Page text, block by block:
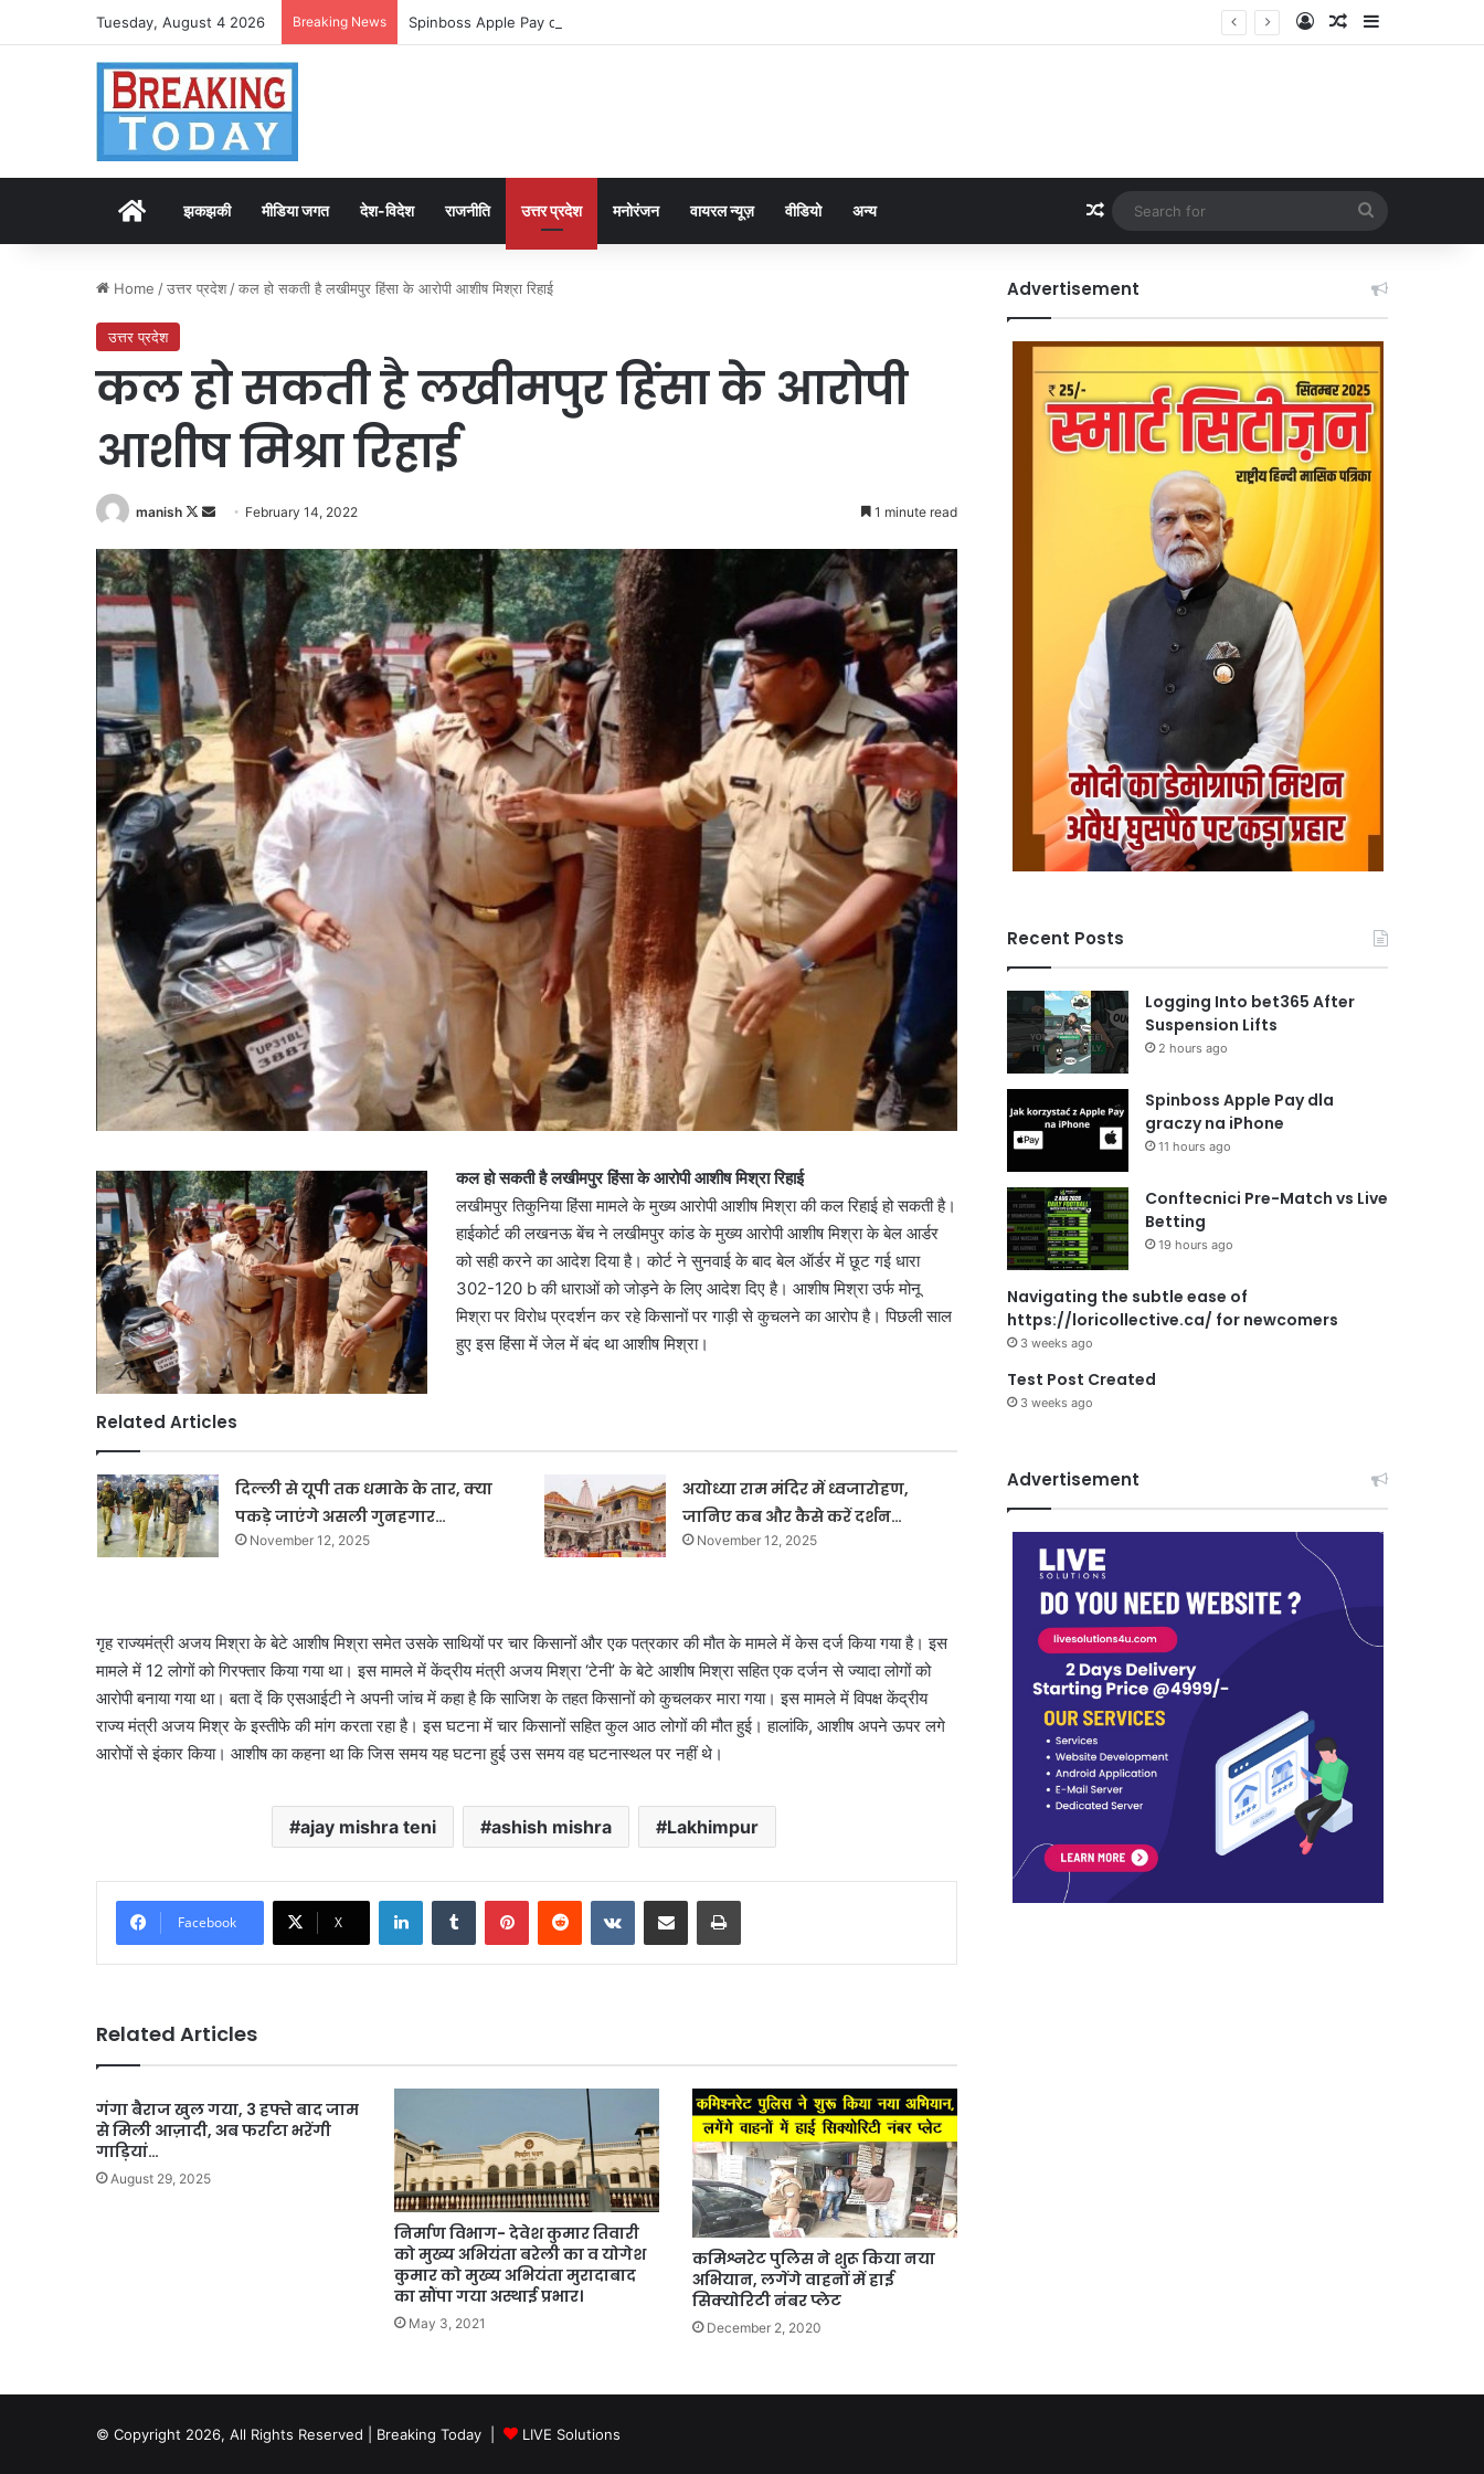
Tuesday, August 4 2026 Breaking News Spinboss Apple Pay dla graczy na iPhone Log InRandom Article
Sidebar
Homeझकझकी मीडिया जगत देश-विदेश राजनीति उत्तर प्रदेश मनोरंजन वायरल न्यूज़ वीडियो अन्य Random Article
for
Home /उत्तर प्रदेश /कल हो सकती है लखीमपुर हिंसा के आरोपी आशीष मिश्रा रिहाई
उत्तर प्रदेश
कल हो सकती है लखीमपुर हिंसा के आरोपी
आशीष मिश्रा रिहाई
manish
Follow
X
an
email
February 14, 2022 1 minute read
कल हो सकती है लखीमपुर हिंसा के आरोपी आशीष मिश्रा रिहाई
लखीमपुर तिकुनिया हिंसा मामले के मुख्य आरोपी आशीष मिश्रा की कल रिहाई हो सकती है।
हाईकोर्ट की लखनऊ बेंच ने लखीमपुर कांड के मुख्य आरोपी आशीष मिश्रा के बेल आर्डर
को सही करने का आदेश दिया है। कोर्ट ने सुनवाई के बाद बेल ऑर्डर में छूट गई धारा
302-120 b की धाराओं को जोड़ने के लिए आदेश दिए है। आशीष मिश्रा उर्फ मोनू
मिश्रा पर विरोध प्रदर्शन कर रहे किसानों पर गाड़ी से कुचलने का आरोप है। पिछली साल
हुए इस हिंसा में जेल में बंद था आशीष मिश्रा।
Related Articles
दिल्ली से यूपी तक धमाके के तार, क्या
पकड़े जाएंगे असली गुनहगार…
November 12, 2025
अयोध्या राम मंदिर में ध्वजारोहण,
जानिए कब और कैसे करें दर्शन…
November 12, 2025
गृह राज्यमंत्री अजय मिश्रा के बेटे आशीष मिश्रा समेत उसके साथियों पर चार किसानों और एक पत्रकार की मौत के मामले में केस दर्ज किया गया है। इस
मामले में 12 लोगों को गिरफ्तार किया गया था। इस मामले में केंद्रीय मंत्री अजय मिश्रा ‘टेनी’ के बेटे आशीष मिश्रा सहित एक दर्जन से ज्यादा लोगों को
आरोपी बनाया गया था। बता दें कि एसआईटी ने अपनी जांच में कहा है कि साजिश के तहत किसानों को कुचलकर मारा गया। इस मामले में विपक्ष केंद्रीय
राज्य मंत्री अजय मिश्र के इस्तीफे की मांग करता रहा है। इस घटना में चार किसानों सहित कुल आठ लोगों की मौत हुई। हालांकि, आशीष अपने ऊपर लगे
आरोपों से इंकार किया। आशीष का कहना था कि जिस समय यह घटना हुई उस समय वह घटनास्थल पर नहीं थे।
ajay mishra teni ashish mishra Lakhimpur
Facebook X
LinkedInTumblr PinterestReddit VKontakteShare via Email Print
Related Articles
गंगा बैराज खुल गया, 3 हफ्ते बाद जाम
से मिली आज़ादी, अब फर्राटा भरेंगी
गाड़ियां…
August 29, 2025
निर्माण विभाग- देवेश कुमार तिवारी
को मुख्य अभियंता बरेली का व योगेश
कुमार को मुख्य अभियंता मुरादाबाद
का सौंपा गया अस्थाई प्रभार।
May 3, 2021
कमिश्नरेट पुलिस ने शुरू किया नया
अभियान, लगेंगे वाहनों में हाई
सिक्योरिटी नंबर प्लेट
December 2, 2020
Advertisement
Recent Posts
Logging Into bet365 After
Suspension Lifts
2 hours ago
Spinboss Apple Pay dla
graczy na iPhone
11 hours ago
Conftecnici Pre-Match vs Live
Betting
19 hours ago
Navigating the subtle ease of
https://loricollective.ca/ for newcomers
3 weeks ago
Test Post Created
3 weeks ago
Advertisement
© Copyright 2026, All Rights Reserved | Breaking Today | LIVE Solutions